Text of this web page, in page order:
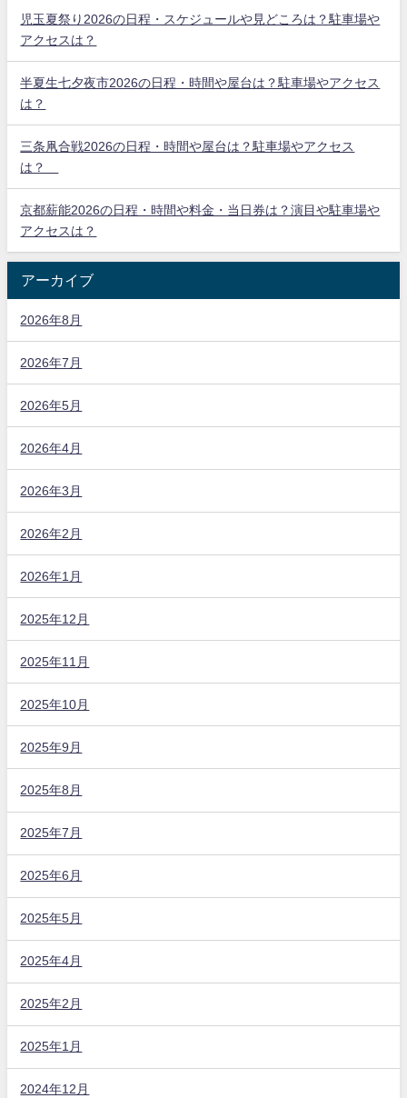
児玉夏祭り2026の日程・スケジュールや見どころは？駐車場や
アクセスは？
半夏生七夕夜市2026の日程・時間や屋台は？駐車場やアクセス
は？
三条凧合戦2026の日程・時間や屋台は？駐車場やアクセス
は？
京都薪能2026の日程・時間や料金・当日券は？演目や駐車場や
アクセスは？
アーカイブ
2026年8月
2026年7月
2026年5月
2026年4月
2026年3月
2026年2月
2026年1月
2025年12月
2025年11月
2025年10月
2025年9月
2025年8月
2025年7月
2025年6月
2025年5月
2025年4月
2025年2月
2025年1月
2024年12月